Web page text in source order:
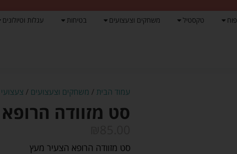
טקסטיל משחקים וצעצועים בטיחות עגלות וטיולונים
עמוד הבית / משחקים וצעצועים /
סט מזוודה
סט מזוודה הרופא הצעיר מעץ